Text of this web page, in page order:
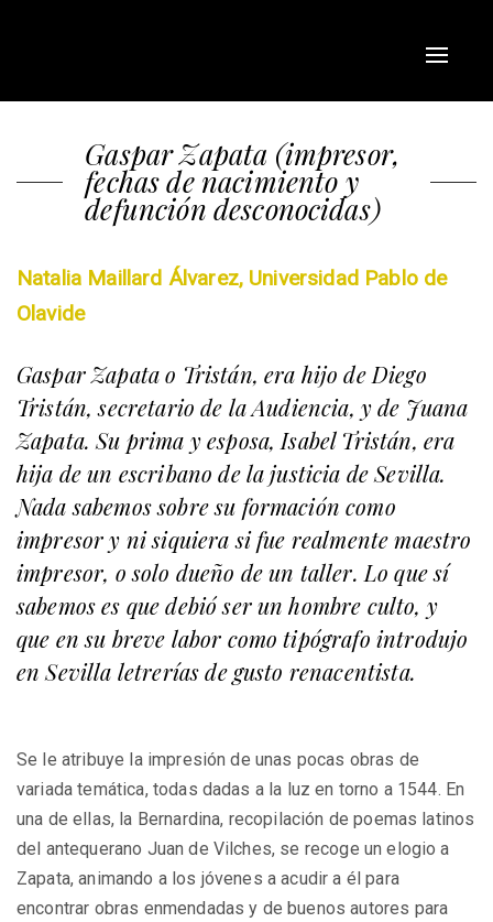
Toggle
Gaspar Zapata (impresor,
fechas de nacimiento y
defunción desconocidas)
Natalia Maillard Álvarez, Universidad Pablo de
Olavide
Gaspar Zapata o Tristán, era hijo de Diego
Tristán, secretario de la Audiencia, y de Juana
Zapata. Su prima y esposa, Isabel Tristán, era
hija de un escribano de la justicia de Sevilla.
Nada sabemos sobre su formación como
impresor y ni siquiera si fue realmente maestro
impresor, o solo dueño de un taller. Lo que sí
sabemos es que debió ser un hombre culto, y
que en su breve labor como tipógrafo introdujo
en Sevilla letrerías de gusto renacentista.
Se le atribuye la impresión de unas pocas obras de
variada temática, todas dadas a la luz en torno a 1544. En
una de ellas, la Bernardina, recopilación de poemas latinos
del antequerano Juan de Vilches, se recoge un elogio a
Zapata, animando a los jóvenes a acudir a él para
encontrar obras enmendadas y de buenos autores para